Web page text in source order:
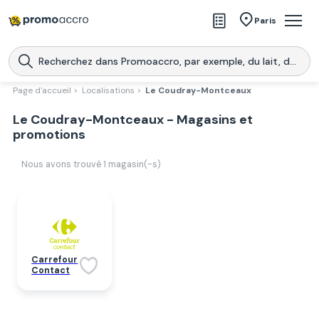
Paris
Magasins
Produits
Télécharge l’application
Promoaccro
Télécharger
Page d'accueil > Localisations > Le Coudray-Montceaux
Le Coudray-Montceaux - Magasins et
promotions
Nous avons trouvé 1 magasin(-s)
Carrefour
Contact